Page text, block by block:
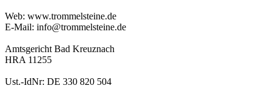
Web: www.trommelsteine.de
E-Mail: info@trommelsteine.de
Amtsgericht Bad Kreuznach
HRA 11255
Ust.-IdNr: DE 330 820 504